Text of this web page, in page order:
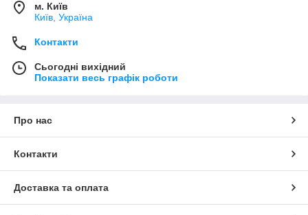
м. Київ
Київ, Україна
Контакти
Сьогодні вихідний
Показати весь графік роботи
Про нас
Контакти
Доставка та оплата